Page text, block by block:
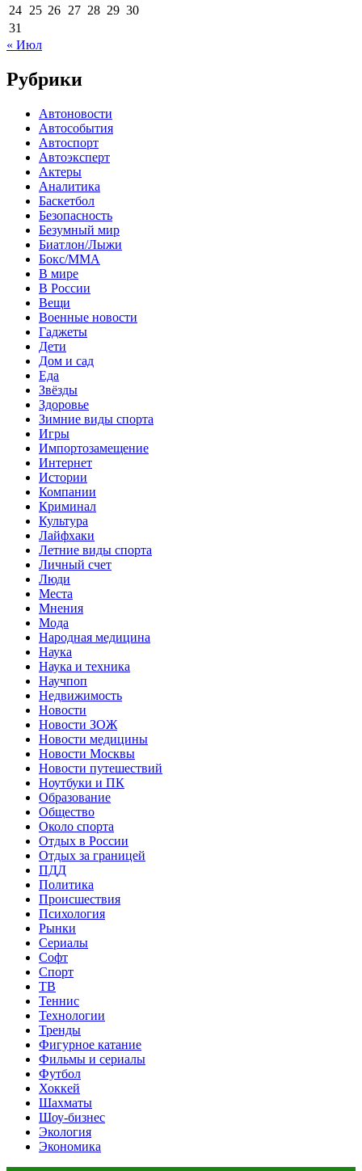
24 25 26 27 28 29 30
31
« Июл
Рубрики
Автоновости
Автособытия
Автоспорт
Автоэксперт
Актеры
Аналитика
Баскетбол
Безопасность
Безумный мир
Биатлон/Лыжи
Бокс/MMA
В мире
В России
Вещи
Военные новости
Гаджеты
Дети
Дом и сад
Еда
Звёзды
Здоровье
Зимние виды спорта
Игры
Импортозамещение
Интернет
Истории
Компании
Криминал
Культура
Лайфхаки
Летние виды спорта
Личный счет
Люди
Места
Мнения
Мода
Народная медицина
Наука
Наука и техника
Научпоп
Недвижимость
Новости
Новости ЗОЖ
Новости медицины
Новости Москвы
Новости путешествий
Ноутбуки и ПК
Образование
Общество
Около спорта
Отдых в России
Отдых за границей
ПДД
Политика
Происшествия
Психология
Рынки
Сериалы
Софт
Спорт
ТВ
Теннис
Технологии
Тренды
Фигурное катание
Фильмы и сериалы
Футбол
Хоккей
Шахматы
Шоу-бизнес
Экология
Экономика